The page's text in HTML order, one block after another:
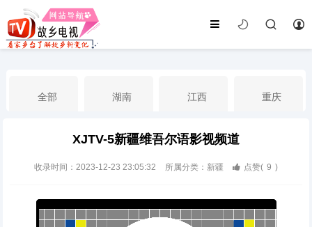
全部 湖南 江西 重庆
河南 福建
XJTV-5新疆维吾尔语影视频道
收录时间：2023-12-23 23:05:32 所属分类：新疆 点赞( 9 )